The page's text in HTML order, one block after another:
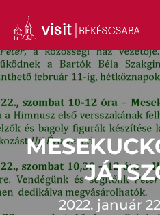
2022. január